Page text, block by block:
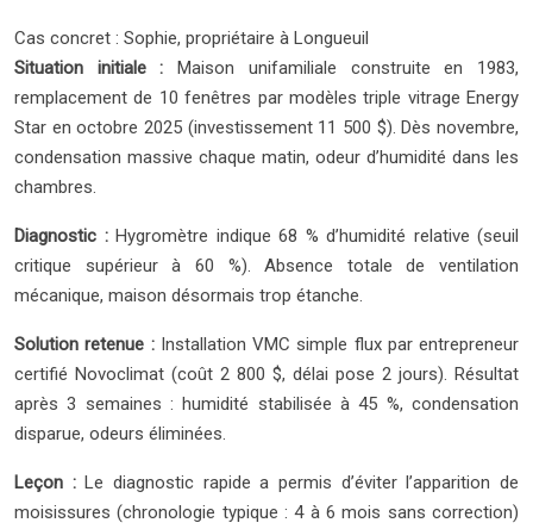
Cas concret : Sophie, propriétaire à Longueuil
Situation initiale : Maison unifamiliale construite en 1983,
remplacement de 10 fenêtres par modèles triple vitrage Energy
Star en octobre 2025 (investissement 11 500 $). Dès novembre,
condensation massive chaque matin, odeur d’humidité dans les
chambres.
Diagnostic :Hygromètre indique 68 % d’humidité relative (seuil
critique supérieur à 60 %). Absence totale de ventilation
mécanique, maison désormais trop étanche.
Solution retenue :Installation VMC simple flux par entrepreneur
certifié Novoclimat (coût 2 800 $, délai pose 2 jours). Résultat
après 3 semaines : humidité stabilisée à 45 %, condensation
disparue, odeurs éliminées.
Leçon :Le diagnostic rapide a permis d’éviter l’apparition de
moisissures (chronologie typique : 4 à 6 mois sans correction)